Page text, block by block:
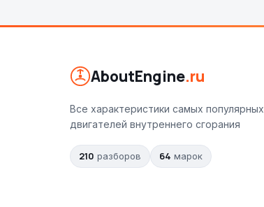
AboutEngine.ru
Все характеристики самых популярных
двигателей внутреннего сгорания
210 разборов 64 марок